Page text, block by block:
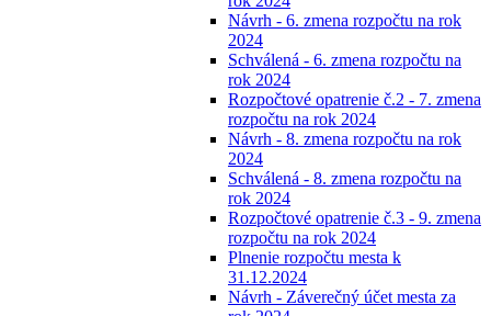
Návrh - 6. zmena rozpočtu na rok
2024
Schválená - 6. zmena rozpočtu na
rok 2024
Rozpočtové opatrenie č.2 - 7. zmena
rozpočtu na rok 2024
Návrh - 8. zmena rozpočtu na rok
2024
Schválená - 8. zmena rozpočtu na
rok 2024
Rozpočtové opatrenie č.3 - 9. zmena
rozpočtu na rok 2024
Plnenie rozpočtu mesta k
31.12.2024
Návrh - Záverečný účet mesta za